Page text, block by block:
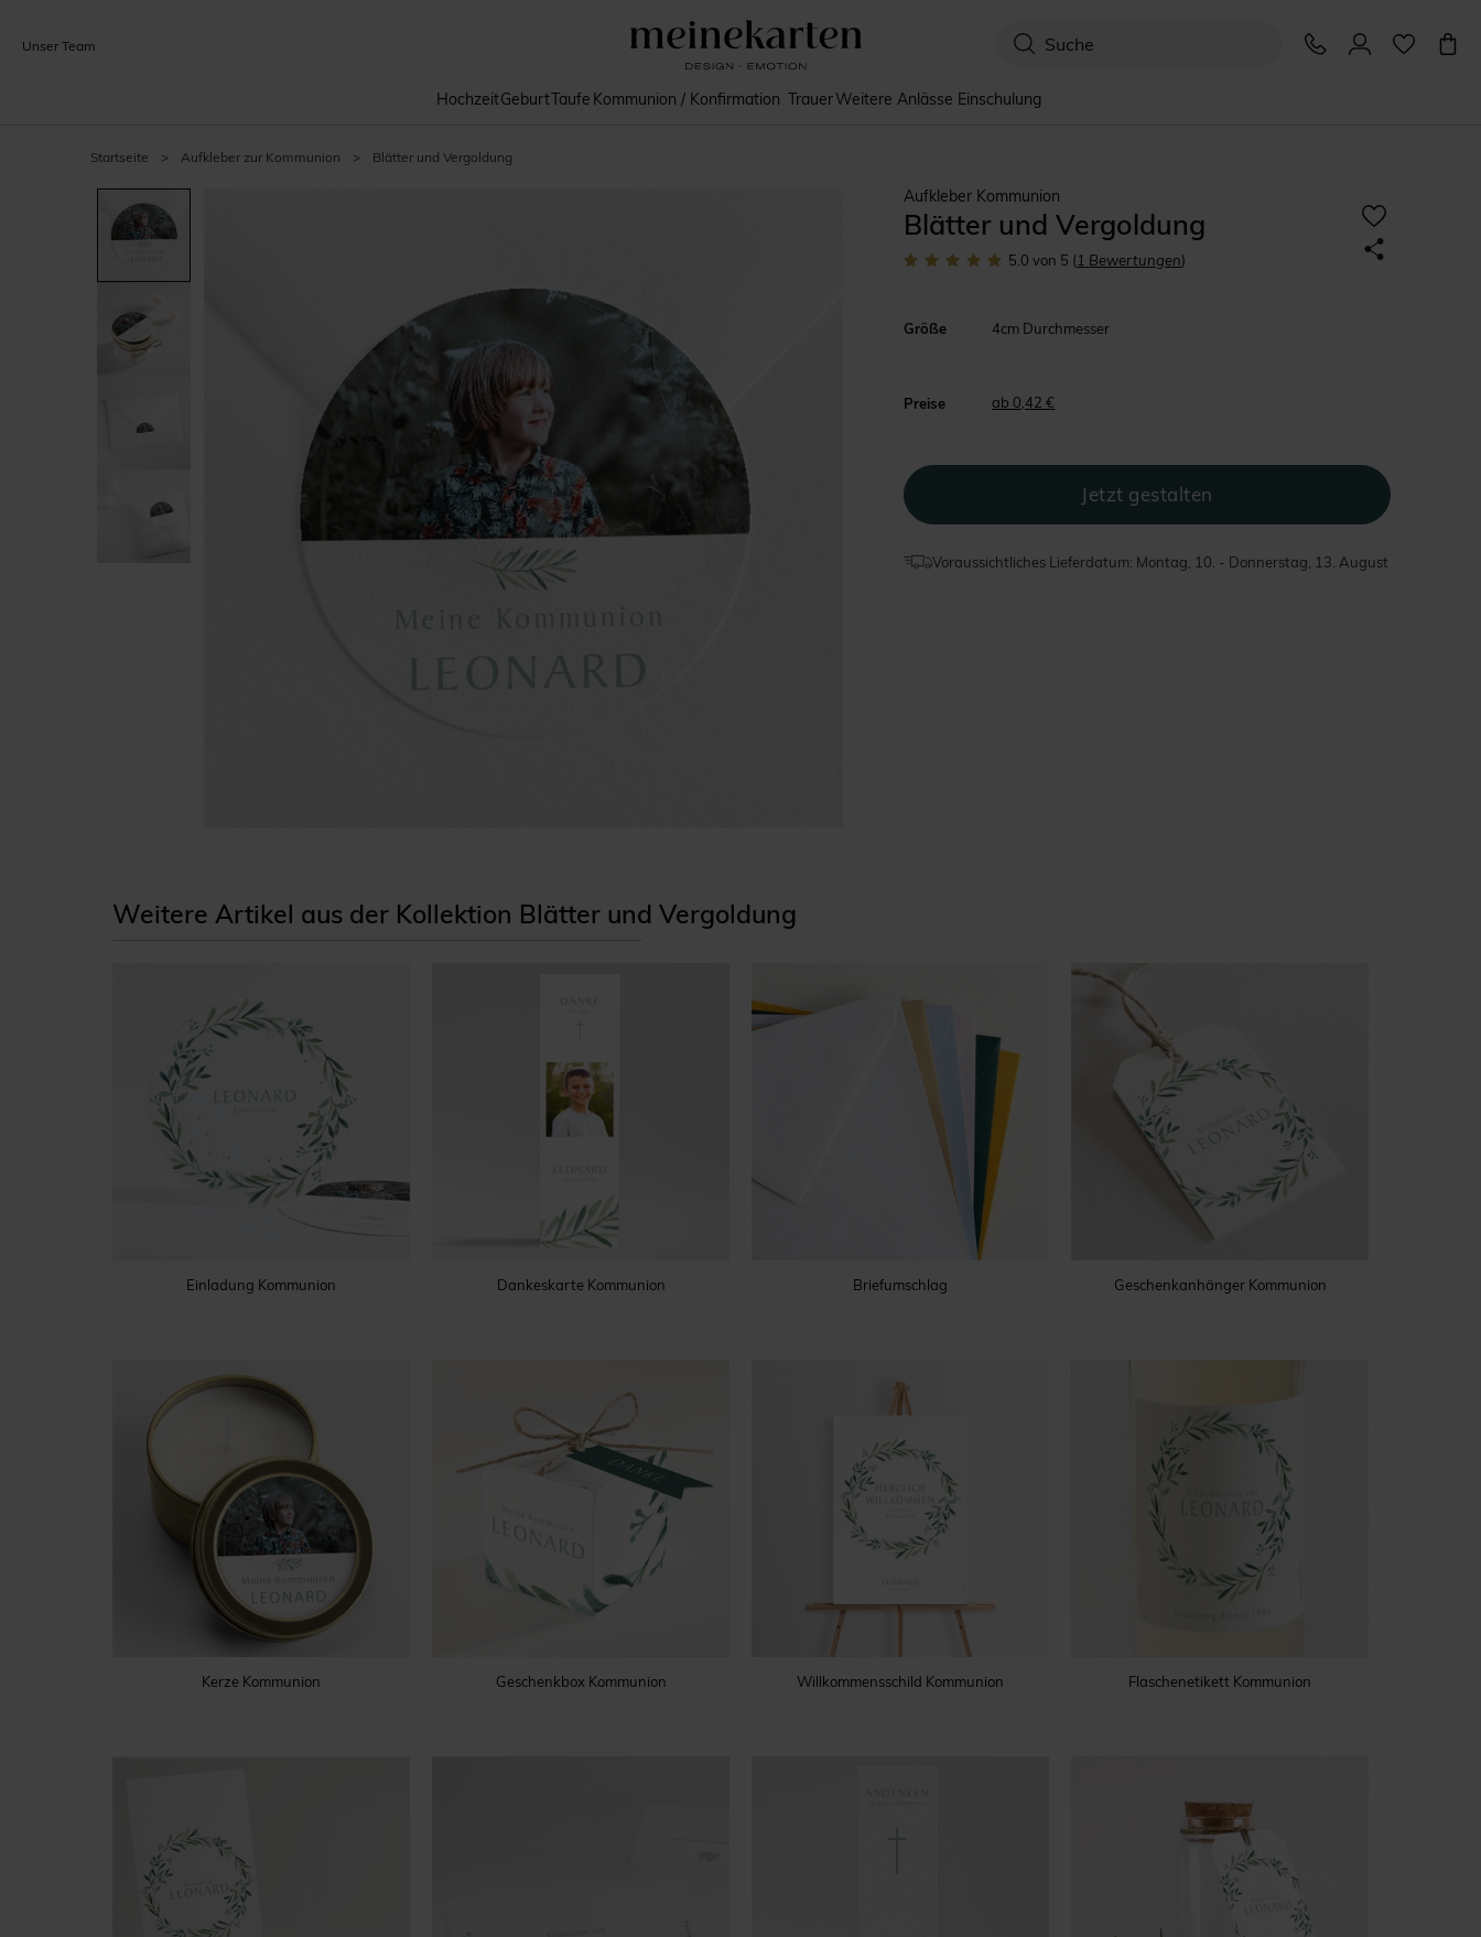
Unser Team
HochzeitGeburtTaufe Kommunion / Konfirmation TrauerWeitere Anlässe Einschulung
Startseite > Aufkleber zur Kommunion > Blätter und Vergoldung
Aufkleber Kommunion
Blätter und Vergoldung
5.0 von 5 (1 Bewertungen)
Größe 4cm Durchmesser
Preise ab 0,42 €
Voraussichtliches Lieferdatum: Montag, 10. - Donnerstag, 13. August
Weitere Artikel aus der Kollektion Blätter und Vergoldung
Einladung Kommunion Dankeskarte Kommunion Briefumschlag Geschenkanhänger Kommunion
Kerze Kommunion Geschenkbox Kommunion Willkommensschild Kommunion Flaschenetikett Kommunion